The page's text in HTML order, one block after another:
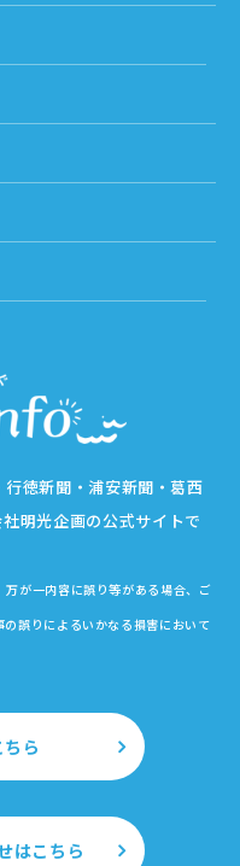
徳新聞・浦安新聞・葛西
明光企画の公式サイトで
が一内容に誤り等がある場合、ご
誤りによるいかなる損害において
ら
はこちら